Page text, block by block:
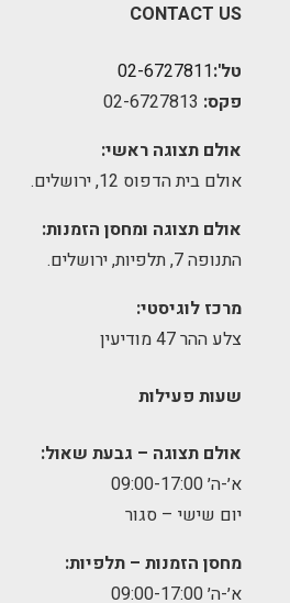
CONTACT US
טל':02-6727811
פקס:
אולם תצוגה ראשי:
אולם בית הדפוס 12, ירושלים.
אולם תצוגה ומחסן הזמנות:
התנופה 7, תלפיות, ירושלים.
מרכז לוגיסטי:
צלע ההר 47 מודיעין
שעות פעילות
אולם תצוגה – גבעת שאול:
א׳-ה׳ 09:00-17:00
יום שישי – סגור
מחסן הזמנות – תלפיות:
א׳-ה׳ 09:00-17:00